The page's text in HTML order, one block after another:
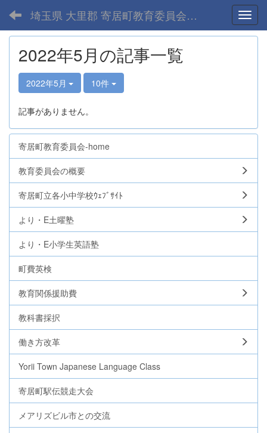
埼玉県 大里郡 寄居町教育委員会-home
2022年5月の記事一覧
2022年5月 10件
記事がありません。
寄居町教育委員会-home
教育委員会の概要
寄居町立各小中学校ｳｪﾌﾞｻｲﾄ
より・E土曜塾
より・E小学生英語塾
町費英検
教育関係援助費
教科書採択
働き方改革
Yorii Town Japanese Language Class
寄居町駅伝競走大会
メアリズビル市との交流